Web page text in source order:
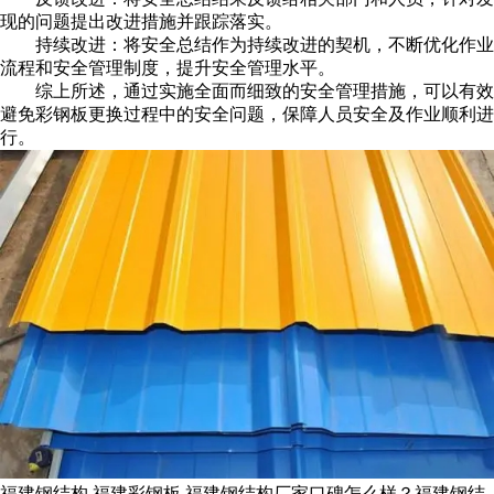
现的问题提出改进措施并跟踪落实。
持续改进：将安全总结作为持续改进的契机，不断优化作业
流程和安全管理制度，提升安全管理水平。
综上所述，通过实施全面而细致的安全管理措施，可以有效
避免彩钢板更换过程中的安全问题，保障人员安全及作业顺利进
行。